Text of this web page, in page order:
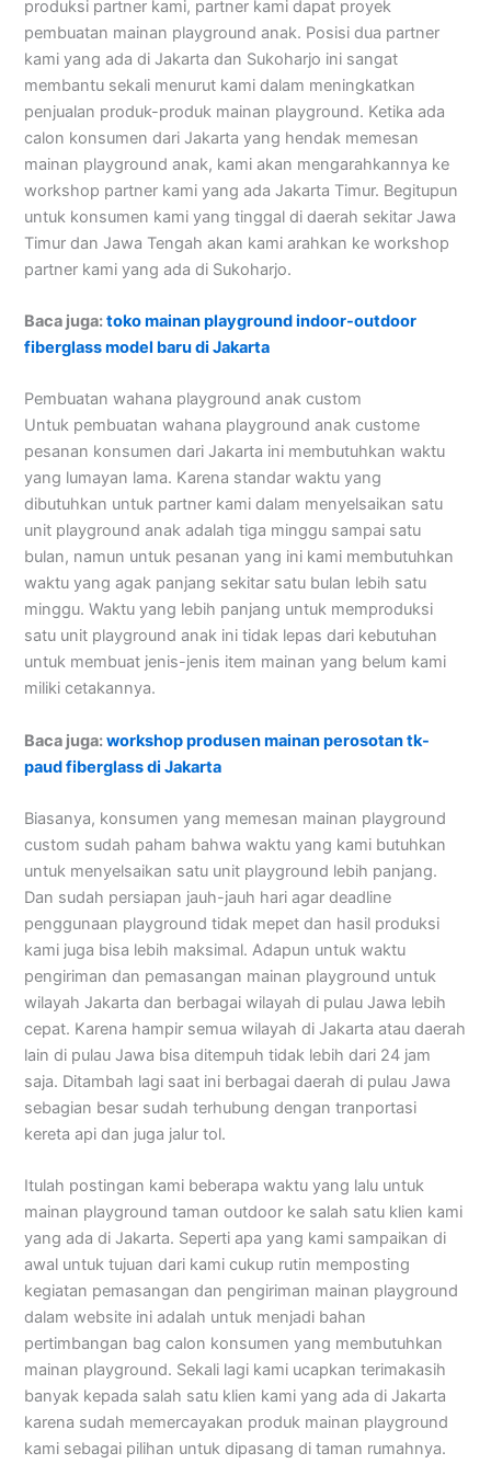
produksi partner kami, partner kami dapat proyek
pembuatan mainan playground anak. Posisi dua partner
kami yang ada di Jakarta dan Sukoharjo ini sangat
membantu sekali menurut kami dalam meningkatkan
penjualan produk-produk mainan playground. Ketika ada
calon konsumen dari Jakarta yang hendak memesan
mainan playground anak, kami akan mengarahkannya ke
workshop partner kami yang ada Jakarta Timur. Begitupun
untuk konsumen kami yang tinggal di daerah sekitar Jawa
Timur dan Jawa Tengah akan kami arahkan ke workshop
partner kami yang ada di Sukoharjo.
Baca juga:toko mainan playground indoor-outdoor
fiberglass model baru di Jakarta
Pembuatan wahana playground anak custom
Untuk pembuatan wahana playground anak custome
pesanan konsumen dari Jakarta ini membutuhkan waktu
yang lumayan lama. Karena standar waktu yang
dibutuhkan untuk partner kami dalam menyelsaikan satu
unit playground anak adalah tiga minggu sampai satu
bulan, namun untuk pesanan yang ini kami membutuhkan
waktu yang agak panjang sekitar satu bulan lebih satu
minggu. Waktu yang lebih panjang untuk memproduksi
satu unit playground anak ini tidak lepas dari kebutuhan
untuk membuat jenis-jenis item mainan yang belum kami
miliki cetakannya.
Baca juga:workshop produsen mainan perosotan tk-
paud fiberglass di Jakarta
Biasanya, konsumen yang memesan mainan playground
custom sudah paham bahwa waktu yang kami butuhkan
untuk menyelsaikan satu unit playground lebih panjang.
Dan sudah persiapan jauh-jauh hari agar deadline
penggunaan playground tidak mepet dan hasil produksi
kami juga bisa lebih maksimal. Adapun untuk waktu
pengiriman dan pemasangan mainan playground untuk
wilayah Jakarta dan berbagai wilayah di pulau Jawa lebih
cepat. Karena hampir semua wilayah di Jakarta atau daerah
lain di pulau Jawa bisa ditempuh tidak lebih dari 24 jam
saja. Ditambah lagi saat ini berbagai daerah di pulau Jawa
sebagian besar sudah terhubung dengan tranportasi
kereta api dan juga jalur tol.
Itulah postingan kami beberapa waktu yang lalu untuk
mainan playground taman outdoor ke salah satu klien kami
yang ada di Jakarta. Seperti apa yang kami sampaikan di
awal untuk tujuan dari kami cukup rutin memposting
kegiatan pemasangan dan pengiriman mainan playground
dalam website ini adalah untuk menjadi bahan
pertimbangan bag calon konsumen yang membutuhkan
mainan playground. Sekali lagi kami ucapkan terimakasih
banyak kepada salah satu klien kami yang ada di Jakarta
karena sudah memercayakan produk mainan playground
kami sebagai pilihan untuk dipasang di taman rumahnya.